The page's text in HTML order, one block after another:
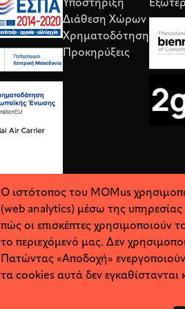
Υποστήριξη
Διάθεση Χώρων
Χρηματοδότηση
Προκηρύξεις
Ο ιστότοπος του MOMus
(web analytics) μέσω της
πώς οι επισκέπτες χρησιμοποιούν
το περιεχόμενό μας. Δεν
Πατώντας «Αποδοχή»
τα cookies αυτά δεν εγκαθίστανται